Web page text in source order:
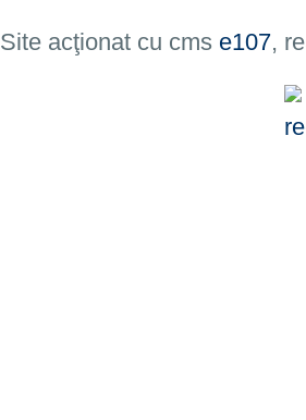
Site acţionat cu cms e107,